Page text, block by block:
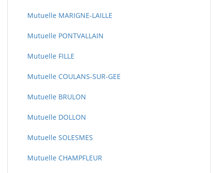
Mutuelle MARIGNE-LAILLE
Mutuelle PONTVALLAIN
Mutuelle FILLE
Mutuelle COULANS-SUR-GEE
Mutuelle BRULON
Mutuelle DOLLON
Mutuelle SOLESMES
Mutuelle CHAMPFLEUR